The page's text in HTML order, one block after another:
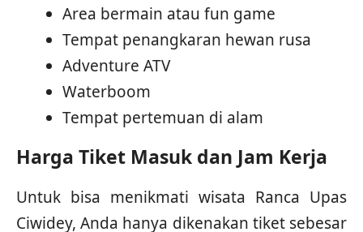
Area bermain atau fun game
Tempat penangkaran hewan rusa
Adventure ATV
Waterboom
Tempat pertemuan di alam
Harga Tiket Masuk dan Jam Kerja
Untuk bisa menikmati wisata Ranca Upas
Ciwidey, Anda hanya dikenakan tiket sebesar